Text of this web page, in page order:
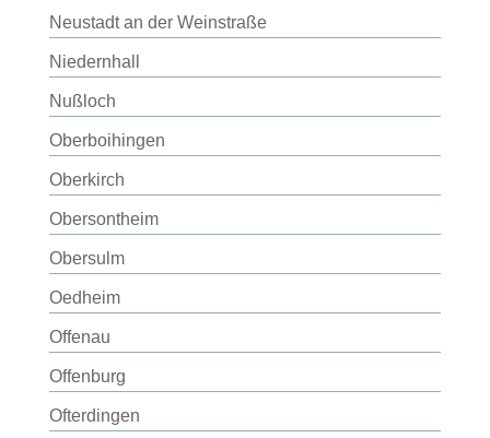
Neustadt an der Weinstraße
Niedernhall
Nußloch
Oberboihingen
Oberkirch
Obersontheim
Obersulm
Oedheim
Offenau
Offenburg
Ofterdingen